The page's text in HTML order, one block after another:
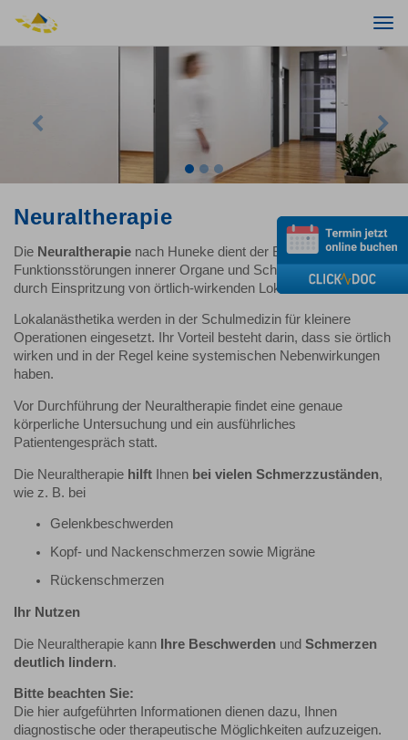
Neuraltherapie
Die Neuraltherapie nach Huneke dient der Behandlung von
Funktionsstörungen innerer Organe und Schmerzzuständen
durch Einspritzung von örtlich-wirkenden Lokalanästhetika.
Lokalanästhetika werden in der Schulmedizin für kleinere
Operationen eingesetzt. Ihr Vorteil besteht darin, dass sie örtlich
wirken und in der Regel keine systemischen Nebenwirkungen
haben.
Vor Durchführung der Neuraltherapie findet eine genaue
körperliche Untersuchung und ein ausführliches
Patientengespräch statt.
Die Neuraltherapie hilft Ihnen bei vielen Schmerzzuständen,
wie z. B. bei
Gelenkbeschwerden
Kopf- und Nackenschmerzen sowie Migräne
Rückenschmerzen
Ihr Nutzen
Die Neuraltherapie kann Ihre Beschwerden und Schmerzen
deutlich lindern.
Bitte beachten Sie:
Die hier aufgeführten Informationen dienen dazu, Ihnen
diagnostische oder therapeutische Möglichkeiten aufzuzeigen.